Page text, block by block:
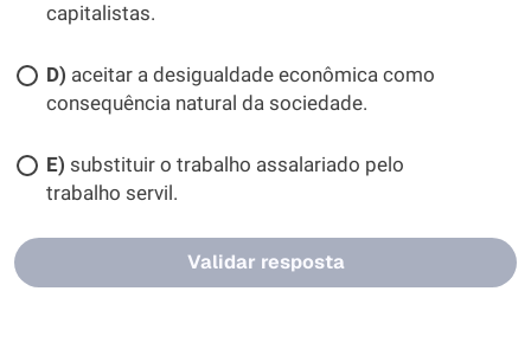
capitalistas.
D) aceitar a desigualdade econômica como
consequência natural da sociedade.
E) substituir o trabalho assalariado pelo
trabalho servil.
Validar resposta